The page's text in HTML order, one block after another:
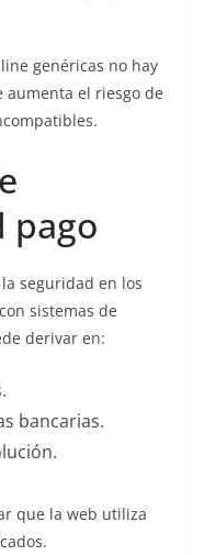
genéricas no hay
el riesgo de
pago
seguridad en los
sistemas de
derivar en:
bancarias.
que la web utiliza